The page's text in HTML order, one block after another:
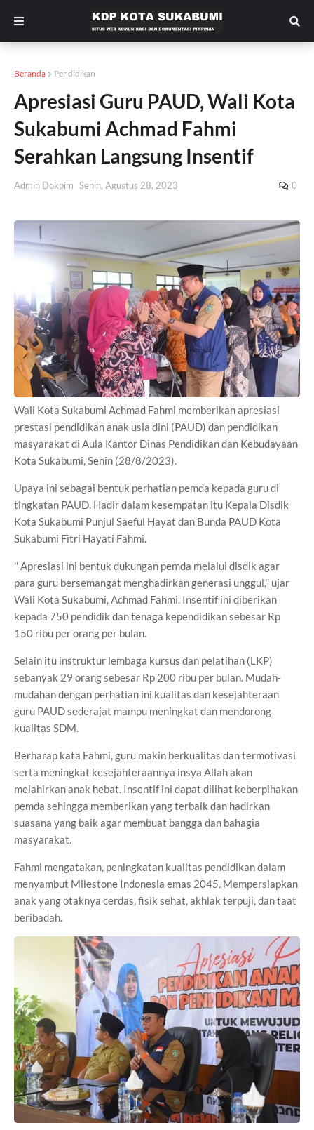
Beranda Pendidikan
Apresiasi Guru PAUD, Wali Kota
Sukabumi Achmad Fahmi
Serahkan Langsung Insentif
Admin Dokpim Senin, Agustus 28, 2023 0
Wali Kota Sukabumi Achmad Fahmi memberikan apresiasi
prestasi pendidikan anak usia dini (PAUD) dan pendidikan
masyarakat di Aula Kantor Dinas Pendidikan dan Kebudayaan
Kota Sukabumi, Senin (28/8/2023).
Upaya ini sebagai bentuk perhatian pemda kepada guru di
tingkatan PAUD. Hadir dalam kesempatan itu Kepala Disdik
Kota Sukabumi Punjul Saeful Hayat dan Bunda PAUD Kota
Sukabumi Fitri Hayati Fahmi.
'' Apresiasi ini bentuk dukungan pemda melalui disdik agar
para guru bersemangat menghadirkan generasi unggul,'' ujar
Wali Kota Sukabumi, Achmad Fahmi. Insentif ini diberikan
kepada 750 pendidik dan tenaga kependidikan sebesar Rp
150 ribu per orang per bulan.
Selain itu instruktur lembaga kursus dan pelatihan (LKP)
sebanyak 29 orang sebesar Rp 200 ribu per bulan. Mudah-
mudahan dengan perhatian ini kualitas dan kesejahteraan
guru PAUD sederajat mampu meningkat dan mendorong
kualitas SDM.
Berharap kata Fahmi, guru makin berkualitas dan termotivasi
serta meningkat kesejahteraannya insya Allah akan
melahirkan anak hebat. Insentif ini dapat dilihat keberpihakan
pemda sehingga memberikan yang terbaik dan hadirkan
suasana yang baik agar membuat bangga dan bahagia
masyarakat.
Fahmi mengatakan, peningkatan kualitas pendidikan dalam
menyambut Milestone Indonesia emas 2045. Mempersiapkan
anak yang otaknya cerdas, fisik sehat, akhlak terpuji, dan taat
beribadah.